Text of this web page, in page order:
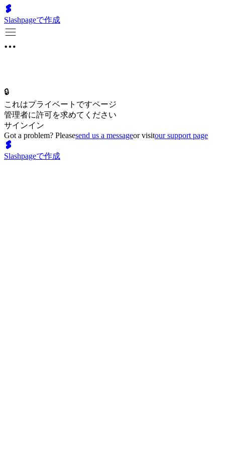
Slashpageで作成
🔒
これはプライベートですページ
管理者に許可を求めてください
サインイン
Got a problem? Pleasesend us a messageor visitour support page
Slashpageで作成